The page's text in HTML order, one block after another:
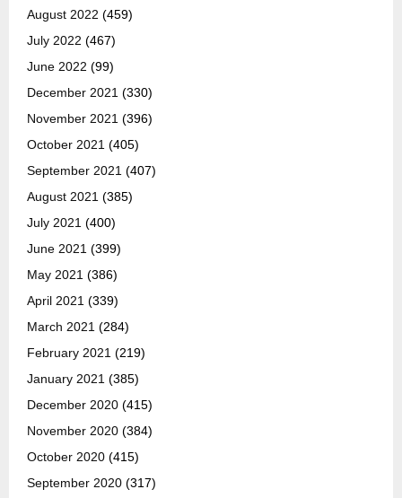
August 2022 (459)
July 2022 (467)
June 2022 (99)
December 2021 (330)
November 2021 (396)
October 2021 (405)
September 2021 (407)
August 2021 (385)
July 2021 (400)
June 2021 (399)
May 2021 (386)
April 2021 (339)
March 2021 (284)
February 2021 (219)
January 2021 (385)
December 2020 (415)
November 2020 (384)
October 2020 (415)
September 2020 (317)